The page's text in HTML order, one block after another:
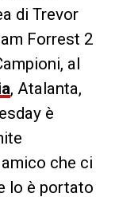
di Trevor
Forrest 2
al
, Atalanta,
è
che ci
lo è portato